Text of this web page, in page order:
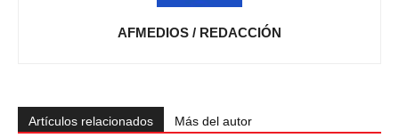
AFMEDIOS / REDACCIÓN
Artículos relacionados Más del autor